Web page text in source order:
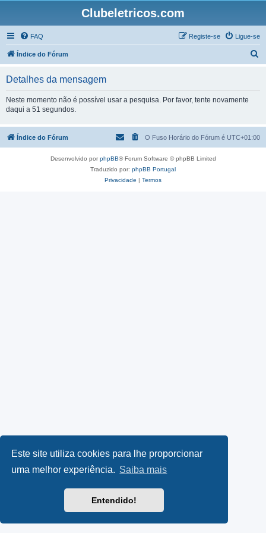
Este site utiliza cookies para lhe proporcionar
uma melhor experiência. Saiba mais
Entendido!
Clubeletricos.com
FAQ Ligue-se
Registe-se
Índice do Fórum
s
Detalhes da mensagem
Neste momento não é possível usar a pesquisa. Por favor, tente novamente
daqui a 51 segundos.
Índice do Fórum O Fuso Horário do Fórum é UTC+01:00
Desenvolvido porphpBB® Forum Software © phpBB Limited
Traduzido por: phpBB Portugal
Privacidade | Termos